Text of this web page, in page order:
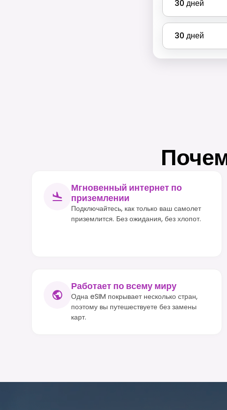
30 дней
30 дней
Мгновенный интернет по
приземлении
Подключайтесь, как только ваш самолет
приземлится. Без ожидания, без хлопот.
Работает по всему миру
Одна eSIM покрывает несколько стран,
поэтому вы путешествуете без замены
карт.